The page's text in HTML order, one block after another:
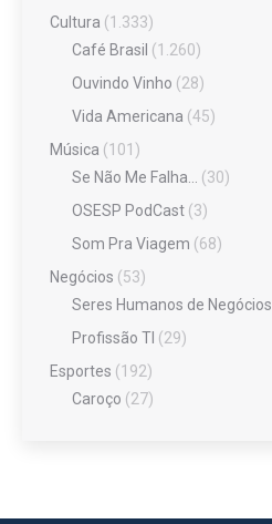
Cultura (1.333)
Café Brasil (1.260)
Ouvindo Vinho (28)
Vida Americana (45)
Música (101)
Se Não Me Falha… (30)
OSESP PodCast (3)
Som Pra Viagem (68)
Negócios (53)
Seres Humanos de Negócios
Profissão TI (29)
Esportes (192)
Caroço (27)